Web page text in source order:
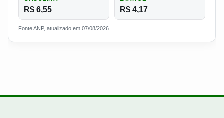
R$ 6,55 R$ 4,17
Fonte ANP, atualizado em 07/08/2026